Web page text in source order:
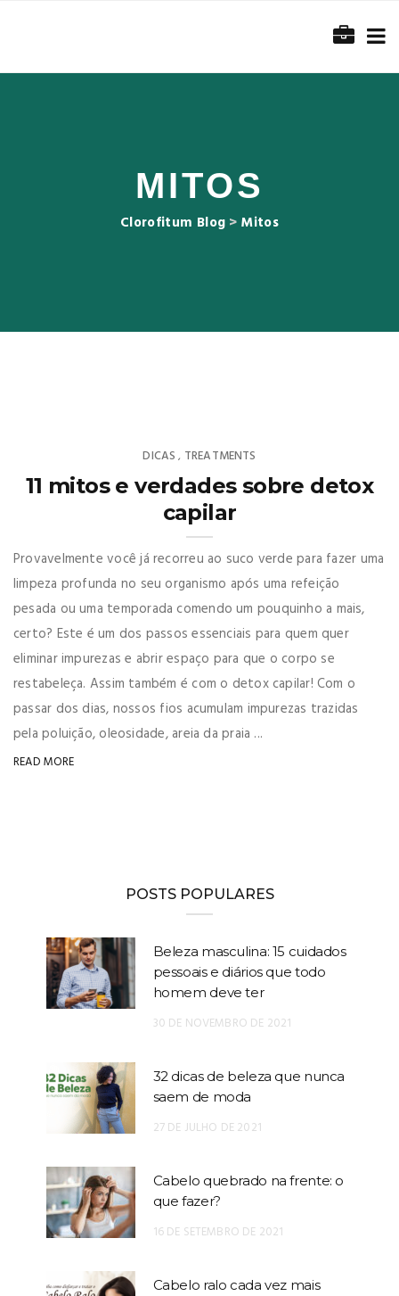
MITOS
Clorofitum Blog > Mitos
DICAS , TREATMENTS
11 mitos e verdades sobre detox
capilar
Provavelmente você já recorreu ao suco verde para fazer uma
limpeza profunda no seu organismo após uma refeição
pesada ou uma temporada comendo um pouquinho a mais,
certo? Este é um dos passos essenciais para quem quer
eliminar impurezas e abrir espaço para que o corpo se
restabeleça. Assim também é com o detox capilar! Com o
passar dos dias, nossos fios acumulam impurezas trazidas
pela poluição, oleosidade, areia da praia ...
READ MORE
POSTS POPULARES
Beleza masculina: 15 cuidados
pessoais e diários que todo
homem deve ter
30 DE NOVEMBRO DE 2021
32 dicas de beleza que nunca
saem de moda
27 DE JULHO DE 2021
Cabelo quebrado na frente: o
que fazer?
16 DE SETEMBRO DE 2021
Cabelo ralo cada vez mais